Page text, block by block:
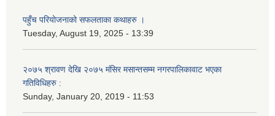
पहुँच परियोजनाको सफलताका कथाहरु ।
Tuesday, August 19, 2025 - 13:39
२०७५ श्रावण देखि २०७५ मंसिर मसान्तसम्म नगरपालिकावाट भएका
गतिविधिहरु :
Sunday, January 20, 2019 - 11:53